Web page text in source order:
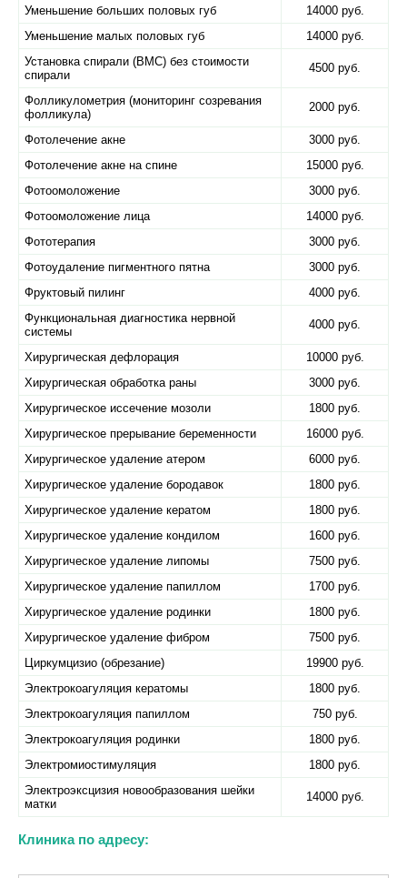
Уменьшение больших половых губ
14000 руб.
Уменьшение малых половых губ
14000 руб.
Установка спирали (ВМС) без стоимости
спирали
4500 руб.
Фолликулометрия (мониторинг созревания
фолликула)
2000 руб.
Фотолечение акне
3000 руб.
Фотолечение акне на спине
15000 руб.
Фотоомоложение
3000 руб.
Фотоомоложение лица
14000 руб.
Фототерапия
3000 руб.
Фотоудаление пигментного пятна
3000 руб.
Фруктовый пилинг
4000 руб.
Функциональная диагностика нервной
системы
4000 руб.
Хирургическая дефлорация
10000 руб.
Хирургическая обработка раны
3000 руб.
Хирургическое иссечение мозоли
1800 руб.
Хирургическое прерывание беременности
16000 руб.
Хирургическое удаление атером
6000 руб.
Хирургическое удаление бородавок
1800 руб.
Хирургическое удаление кератом
1800 руб.
Хирургическое удаление кондилом
1600 руб.
Хирургическое удаление липомы
7500 руб.
Хирургическое удаление папиллом
1700 руб.
Хирургическое удаление родинки
1800 руб.
Хирургическое удаление фибром
7500 руб.
Циркумцизио (обрезание)
19900 руб.
Электрокоагуляция кератомы
1800 руб.
Электрокоагуляция папиллом
750 руб.
Электрокоагуляция родинки
1800 руб.
Электромиостимуляция
1800 руб.
Электроэксцизия новообразования шейки
матки
14000 руб.
Клиника по адресу: